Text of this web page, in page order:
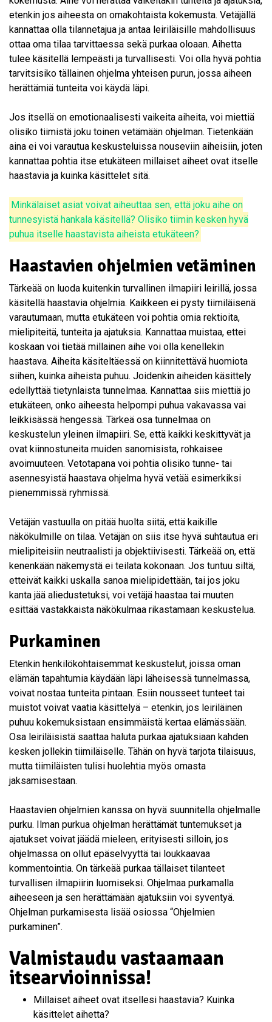
etenkin jos aiheesta on omakohtaista kokemusta. Vetäjällä
kannattaa olla tilannetajua ja antaa leiriläisille mahdollisuus
ottaa oma tilaa tarvittaessa sekä purkaa oloaan. Aihetta
tulee käsitellä lempeästi ja turvallisesti. Voi olla hyvä pohtia
tarvitsisiko tällainen ohjelma yhteisen purun, jossa aiheen
herättämiä tunteita voi käydä läpi.
Jos itsellä on emotionaalisesti vaikeita aiheita, voi miettiä
olisiko tiimistä joku toinen vetämään ohjelman. Tietenkään
aina ei voi varautua keskusteluissa nouseviin aiheisiin, joten
kannattaa pohtia itse etukäteen millaiset aiheet ovat itselle
haastavia ja kuinka käsittelet sitä.
Minkälaiset asiat voivat aiheuttaa sen, että joku aihe on
tunnesyistä hankala käsitellä? Olisiko tiimin kesken hyvä
puhua itselle haastavista aiheista etukäteen?
Haastavien ohjelmien vetäminen
Tärkeää on luoda kuitenkin turvallinen ilmapiiri leirillä, jossa
käsitellä haastavia ohjelmia. Kaikkeen ei pysty tiimiläisenä
varautumaan, mutta etukäteen voi pohtia omia rektioita,
mielipiteitä, tunteita ja ajatuksia. Kannattaa muistaa, ettei
koskaan voi tietää millainen aihe voi olla kenellekin
haastava. Aiheita käsiteltäessä on kiinnitettävä huomiota
siihen, kuinka aiheista puhuu. Joidenkin aiheiden käsittely
edellyttää tietynlaista tunnelmaa. Kannattaa siis miettiä jo
etukäteen, onko aiheesta helpompi puhua vakavassa vai
leikkisässä hengessä. Tärkeä osa tunnelmaa on
keskustelun yleinen ilmapiiri. Se, että kaikki keskittyvät ja
ovat kiinnostuneita muiden sanomisista, rohkaisee
avoimuuteen. Vetotapana voi pohtia olisiko tunne- tai
asennesyistä haastava ohjelma hyvä vetää esimerkiksi
pienemmissä ryhmissä.
Vetäjän vastuulla on pitää huolta siitä, että kaikille
näkökulmille on tilaa. Vetäjän on siis itse hyvä suhtautua eri
mielipiteisiin neutraalisti ja objektiivisesti. Tärkeää on, että
kenenkään näkemystä ei teilata kokonaan. Jos tuntuu siltä,
etteivät kaikki uskalla sanoa mielipidettään, tai jos joku
kanta jää aliedustetuksi, voi vetäjä haastaa tai muuten
esittää vastakkaista näkökulmaa rikastamaan keskustelua.
Purkaminen
Etenkin henkilökohtaisemmat keskustelut, joissa oman
elämän tapahtumia käydään läpi läheisessä tunnelmassa,
voivat nostaa tunteita pintaan. Esiin nousseet tunteet tai
muistot voivat vaatia käsittelyä – etenkin, jos leiriläinen
puhuu kokemuksistaan ensimmäistä kertaa elämässään.
Osa leiriläisistä saattaa haluta purkaa ajatuksiaan kahden
kesken jollekin tiimiläiselle. Tähän on hyvä tarjota tilaisuus,
mutta tiimiläisten tulisi huolehtia myös omasta
jaksamisestaan.
Haastavien ohjelmien kanssa on hyvä suunnitella ohjelmalle
purku. Ilman purkua ohjelman herättämät tuntemukset ja
ajatukset voivat jäädä mieleen, erityisesti silloin, jos
ohjelmassa on ollut epäselvyyttä tai loukkaavaa
kommentointia. On tärkeää purkaa tällaiset tilanteet
turvallisen ilmapiirin luomiseksi. Ohjelmaa purkamalla
aiheeseen ja sen herättämään ajatuksiin voi syventyä.
Ohjelman purkamisesta lisää osiossa “Ohjelmien
purkaminen”.
Valmistaudu vastaamaan
itsearvioinnissa!
Millaiset aiheet ovat itsellesi haastavia? Kuinka
käsittelet aihetta?